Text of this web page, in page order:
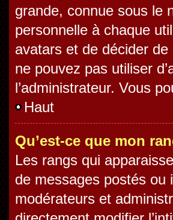
grande, connue sous le
personnelle à chaque
avatars et de décider
ne pouvez pas utiliser
l’administrateur. Vous
Haut
Qu’est-ce que mon
Les rangs qui
de messages postés ou
modérateurs et